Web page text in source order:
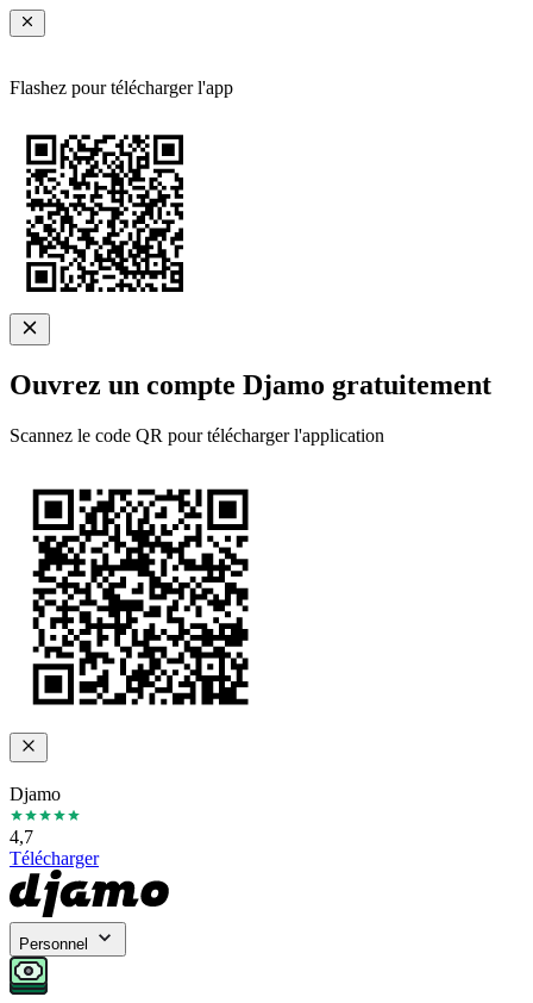
Flashez pour télécharger l'app
Ouvrez un compte Djamo gratuitement
Scannez le code QR pour télécharger l'application
Djamo
4,7
Télécharger
Personnel